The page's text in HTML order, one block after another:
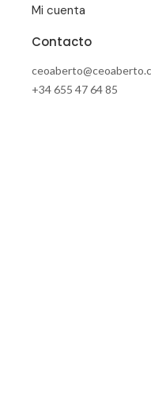
Mi cuenta
Contacto
+34 655 47 64 85